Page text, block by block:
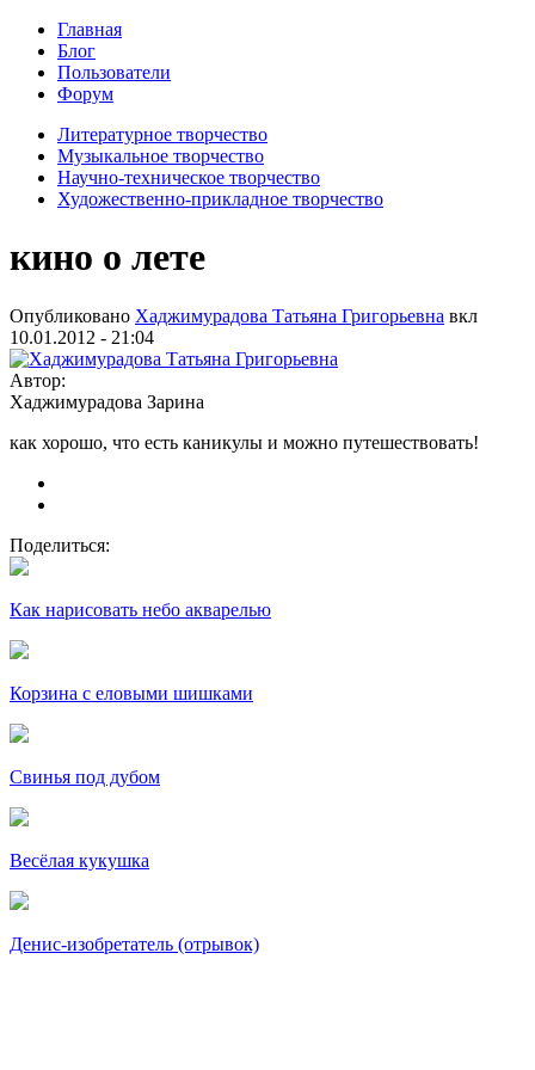
Главная
Блог
Пользователи
Форум
Литературное творчество
Музыкальное творчество
Научно-техническое творчество
Художественно-прикладное творчество
кино о лете
Опубликовано Хаджимурадова Татьяна Григорьевна вкл
10.01.2012 - 21:04
Автор:
Хаджимурадова Зарина
как хорошо, что есть каникулы и можно путешествовать!
Поделиться:
Как нарисовать небо акварелью
Корзина с еловыми шишками
Свинья под дубом
Весёлая кукушка
Денис-изобретатель (отрывок)